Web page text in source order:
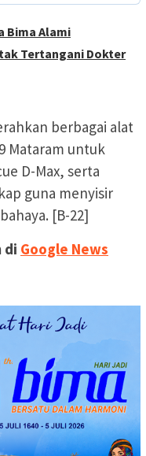
Bima Alami
Tertangani Dokter
berbagai alat
Mataram untuk
D-Max, serta
guna menyisir
[B-22]
di Google News